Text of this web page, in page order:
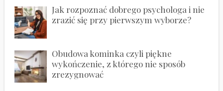
Jak rozpoznać dobrego psychologa i nie
zrazić się przy pierwszym wyborze?
Obudowa kominka czyli piękne
wykończenie, z którego nie sposób
zrezygnować